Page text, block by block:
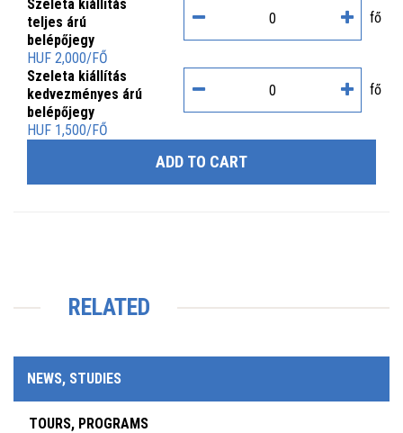
Szeleta kiállítás
teljes árú
belépőjegy
HUF 2,000/FŐ
fő
Szeleta kiállítás
kedvezményes árú
belépőjegy
HUF 1,500/FŐ
fő
ADD TO CART
RELATED
NEWS, STUDIES
TOURS, PROGRAMS